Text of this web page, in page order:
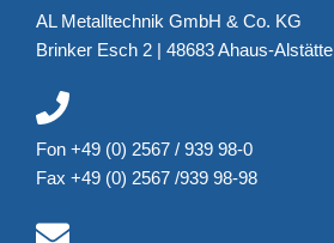
AL Metalltechnik GmbH & Co. KG
Brinker Esch 2 | 48683 Ahaus-Alstätte
Fon +49 (0) 2567 / 939 98-0
Fax +49 (0) 2567 /939 98-98